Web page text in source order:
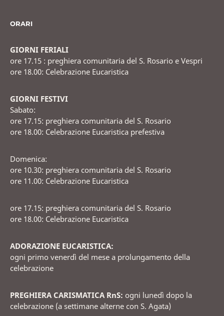
ORARI
GIORNI FERIALI
ore 17.15 : preghiera comunitaria del S. Rosario e Vespri
ore 18.00: Celebrazione Eucaristica
GIORNI FESTIVI
Sabato:
ore 17.15: preghiera comunitaria del S. Rosario
ore 18.00: Celebrazione Eucaristica prefestiva
Domenica:
ore 10.30: preghiera comunitaria del S. Rosario
ore 11.00: Celebrazione Eucaristica
ore 17.15: preghiera comunitaria del S. Rosario
ore 18.00: Celebrazione Eucaristica
ADORAZIONE EUCARISTICA:
ogni primo venerdì del mese a prolungamento della
celebrazione
PREGHIERA CARISMATICA RnS: ogni lunedì dopo la
celebrazione (a settimane alterne con S. Agata)